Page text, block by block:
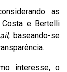
as
Costa e Bertelli
, baseando-se
interesse, o